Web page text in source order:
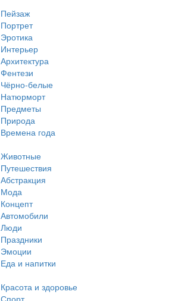
Пейзаж
Портрет
Эротика
Интерьер
Архитектура
Фентези
Чёрно-белые
Натюрморт
Предметы
Природа
Времена года
Животные
Путешествия
Абстракция
Мода
Концепт
Автомобили
Люди
Праздники
Эмоции
Еда и напитки
Красота и здоровье